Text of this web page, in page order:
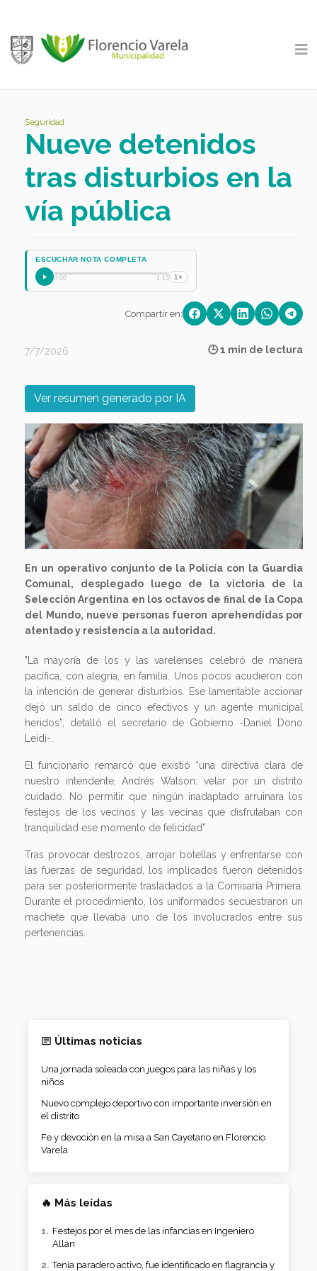
Seguridad
Nueve detenidos
tras disturbios en la
vía pública
ESCUCHAR NOTA COMPLETA
0:00 1:13 1×
Compartir en:
7/7/2026 🕒 1 min de lectura
Ver resumen generado por IA
Previous Next
En un operativo conjunto de la Policía con la Guardia
Comunal, desplegado luego de la victoria de la
Selección Argentina en los octavos de final de la Copa
del Mundo, nueve personas fueron aprehendidas por
atentado y resistencia a la autoridad.
"La mayoría de los y las varelenses celebró de manera
pacífica, con alegría, en familia. Unos pocos acudieron con
la intención de generar disturbios. Ese lamentable accionar
dejó un saldo de cinco efectivos y un agente municipal
heridos”, detalló el secretario de Gobierno -Daniel Dono
Leidi-.
El funcionario remarcó que existió “una directiva clara de
nuestro intendente, Andrés Watson: velar por un distrito
cuidado. No permitir que ningún inadaptado arruinara los
festejos de los vecinos y las vecinas que disfrutaban con
tranquilidad ese momento de felicidad”.
Tras provocar destrozos, arrojar botellas y enfrentarse con
las fuerzas de seguridad, los implicados fueron detenidos
para ser posteriormente trasladados a la Comisaría Primera.
Durante el procedimiento, los uniformados secuestraron un
machete que llevaba uno de los involucrados entre sus
pertenencias.
Últimas noticias
Una jornada soleada con juegos para las niñas y los
niños
Nuevo complejo deportivo con importante inversión en
el distrito
Fe y devoción en la misa a San Cayetano en Florencio
Varela
🔥 Más leídas
Festejos por el mes de las infancias en Ingeniero
Allan
Tenía paradero activo, fue identificado en flagrancia y